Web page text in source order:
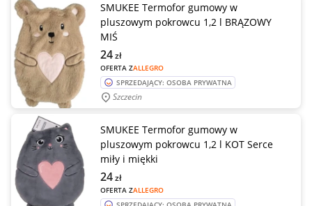
SMUKEE Termofor gumowy w
pluszowym pokrowcu 1,2 l BRĄZOWY
MIŚ
OFERTA ZALLEGRO
24zł
SPRZEDAJĄCY: OSOBA PRYWATNA
Szczecin
SMUKEE Termofor gumowy w
pluszowym pokrowcu 1,2 l KOT Serce
miły i miękki
OFERTA ZALLEGRO
24zł